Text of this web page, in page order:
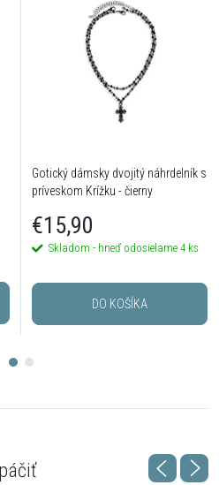
Gotický dámsky dvojitý náhrdelník s
príveskom Krížku - čierny
€15,90
Skladom - hneď odosielame 4 ks
DO KOŠÍKA